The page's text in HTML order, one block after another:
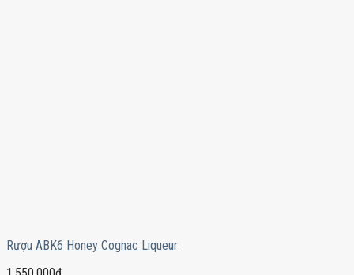
Rượu ABK6 Honey Cognac Liqueur